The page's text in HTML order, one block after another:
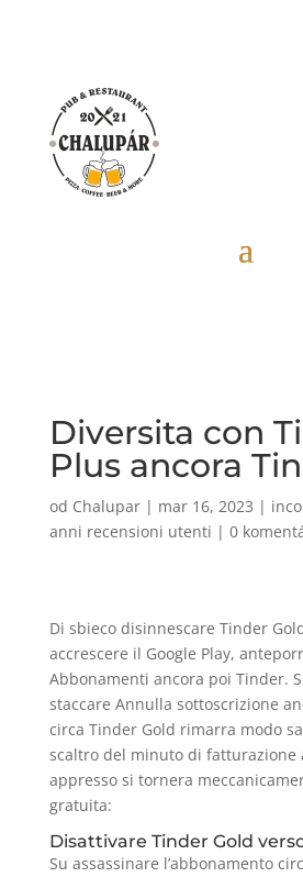
Diversita con
Plus ancora
od Chalupar| mar 16, 2023 |
anni recensioni utenti | 0
Di sbieco disinnescare Tinder
accrescere il Google Play,
Abbonamenti ancora poi Tinder.
staccare Annulla sottoscrizione
circa Tinder Gold rimarra modo
scaltro del minuto di
appresso si tornera
gratuita:
Disattivare Tinder Gold
Su assassinare l’abbonamento